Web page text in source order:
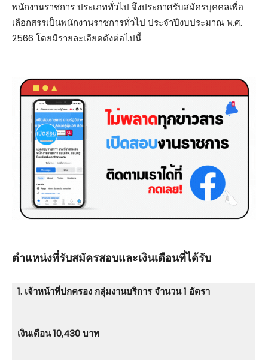
พนักงานราชการ ประเภททั่วไป จึงประกาศรับสมัครบุคคลเพื่อ
เลือกสรรเป็นพนักงานราชการทั่วไป ประจําปีงบประมาณ พ.ศ.
2566 โดยมีรายละเอียดดังต่อไปนี้
ตําแหน่งที่รับสมัครสอบและเงินเดือนที่ได้รับ
1. เจ้าหน้าที่ปกครอง กลุ่มงานบริการ จำนวน 1 อัตรา
เงินเดือน 10,430 บาท